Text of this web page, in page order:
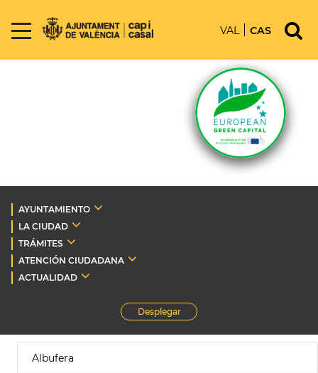
VAL CAS
AYUNTAMIENTO
LA CIUDAD
TRÁMITES
ATENCIÓN CIUDADANA
ACTUALIDAD
Desplegar
Albufera